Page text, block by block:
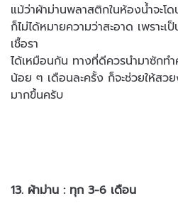
แม้ว่าผ้าม่านพลาสติกในห้องน้ำจะโ
ก็ไม่ได้หมายความว่าสะอาด เพราะเ
เชื้อรา
ได้เหมือนกัน ทางที่ดีควรนำมาซักท
น้อย ๆ เดือนละครั้ง ก็จะช่วยให้สว
มากขึ้นครับ
13. ผ้าม่าน : ทุก 3-6 เดือน